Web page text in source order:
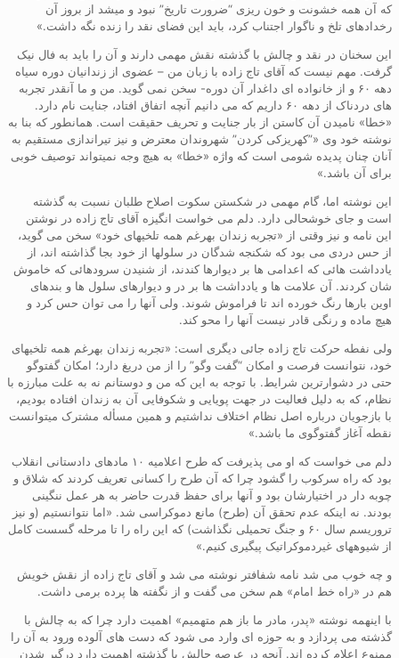
که آن همه خشونت و خون ریزی “ضرورت تاریخ” نبود و میشد از بروز آن
رخدادهای تلخ و ناگوار اجتناب کرد، باید این فضای نقد را زنده نگه داشت.»
این سخنان در نقد و چالش با گذشته نقش مهمی دارند و آن را باید به فال نیک
گرفت. مهم نیست که آقای تاج زاده با زبان من – عضوی از زندانیان دوره سیاه
دهه ۶۰ و از خانواده ای داغدار آن دوره- سخن نمی گوید. من و ما آنقدر تجربه
های دردناک از دهه ۶۰ داریم که می دانیم آنچه اتفاق افتاد، جنایت نام دارد.
«خطا» نامیدن آن کاستن از بار جنایت و تحریف حقیقت است. همانطور که بنا به
نوشته خود وی «”کهریزکی کردن” شهروندان معترض و نیز تیراندازی مستقیم به
آنان چنان پدیده شومی است که واژه «خطا» به هیچ وجه نمیتواند توصیف خوبی
برای آن باشد.»
این نوشته اما، گام مهمی در شکستن سکوت اصلاح طلبان نسبت به گذشته
است و جای خوشحالی دارد. دلم می خواست انگیزه آقای تاج زاده در نوشتن
این نامه و نیز وقتی از «تجربه زندان بهرغم همه تلخیهای خود» سخن می گوید،
از حس دردی می بود که شکنجه شدگان در سلولها از خود بجا گذاشته اند، از
یادداشت هائی که اعدامی ها بر دیوارها کندند، از شنیدن سرودهائی که خاموش
شان کردند. آن علامت ها و یادداشت ها بر در و دیوارهای سلول ها و بندهای
اوین بارها رنگ خورده اند تا فراموش شوند. ولی آنها را می توان حس کرد و
هیچ ماده و رنگی قادر نیست آنها را محو کند.
ولی نفطه حرکت تاج زاده جائی دیگری است: «تجربه زندان بهرغم همه تلخیهای
خود، نتوانست فرصت و امکان “گفت وگو” را از من دریغ دارد؛ امکان گفتوگو
حتی در دشوارترین شرایط. با توجه به این که من و دوستانم نه به علت مبارزه با
نظام، که به دلیل فعالیت در جهت پویایی و شکوفایی آن به زندان افتاده بودیم،
با بازجویان درباره اصل نظام اختلاف نداشتیم و همین مسأله مشترک میتوانست
نقطه آغاز گفتوگوی ما باشد.»
دلم می خواست که او می پذیرفت که طرح اعلامیه ۱۰ مادهای دادستانی انقلاب
بود که راه سرکوب را گشود چرا که آن طرح را کسانی تعریف کردند که شلاق و
چوبه دار در اختیارشان بود و آنها برای حفظ قدرت حاضر به هر عمل ننگینی
بودند. نه اینکه عدم تحقق آن (طرح) مانع دموکراسی شد. «اما نتوانستیم (و نیز
تروریسم سال ۶۰ و جنگ تحمیلی نگذاشت) که این راه را تا مرحله گسست کامل
از شیوههای غیردموکراتیک پیگیری کنیم.»
و چه خوب می شد نامه شفافتر نوشته می شد و آقای تاج زاده از نقش خویش
هم در «راه خط امام» هم سخن می گفت و از نگفته ها پرده برمی داشت.
با اینهمه نوشته «پدر، مادر ما باز هم متهمیم» اهمیت دارد چرا که به چالش با
گذشته می پردازد و به حوزه ای وارد می شود که دست های آلوده ورود به آن را
ممنوع اعلام کرده اند. آنچه در عرصه چالش با گذشته اهمیت دارد درگیر شدن